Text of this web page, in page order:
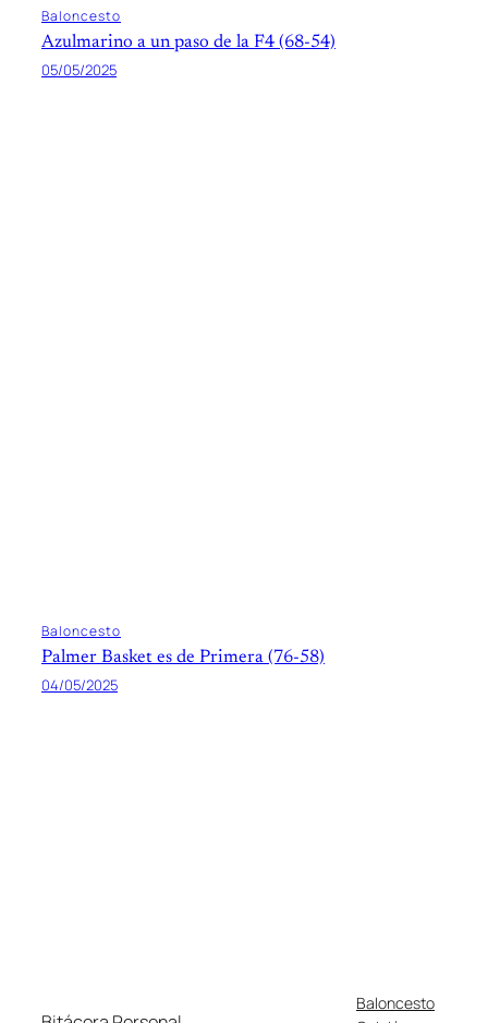
Baloncesto
Azulmarino a un paso de la F4 (68-54)
05/05/2025
Baloncesto
Palmer Basket es de Primera (76-58)
04/05/2025
Baloncesto